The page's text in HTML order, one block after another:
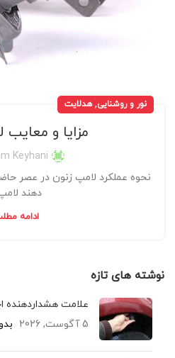
نور و روشنایی,هدلایت
مزایا و معایب
Keyhani
نحوه عملکرد لامپ زنون در عصر
دهند
ادامه
نوشته های تازه
علامت هشداردهنده
5 آگوست, 2026